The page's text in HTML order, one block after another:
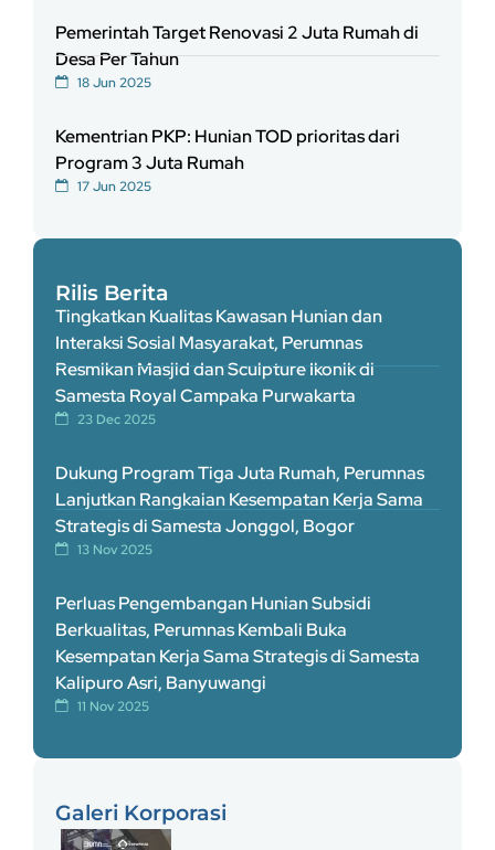
Pemerintah Target Renovasi 2 Juta Rumah di
Desa Per Tahun
18 Jun 2025
Kementrian PKP: Hunian TOD prioritas dari
Program 3 Juta Rumah
17 Jun 2025
Rilis Berita
Tingkatkan Kualitas Kawasan Hunian dan
Interaksi Sosial Masyarakat, Perumnas
Resmikan Masjid dan Sculpture Ikonik di
Samesta Royal Campaka Purwakarta
23 Dec 2025
Dukung Program Tiga Juta Rumah, Perumnas
Lanjutkan Rangkaian Kesempatan Kerja Sama
Strategis di Samesta Jonggol, Bogor
13 Nov 2025
Perluas Pengembangan Hunian Subsidi
Berkualitas, Perumnas Kembali Buka
Kesempatan Kerja Sama Strategis di Samesta
Kalipuro Asri, Banyuwangi
11 Nov 2025
Galeri Korporasi